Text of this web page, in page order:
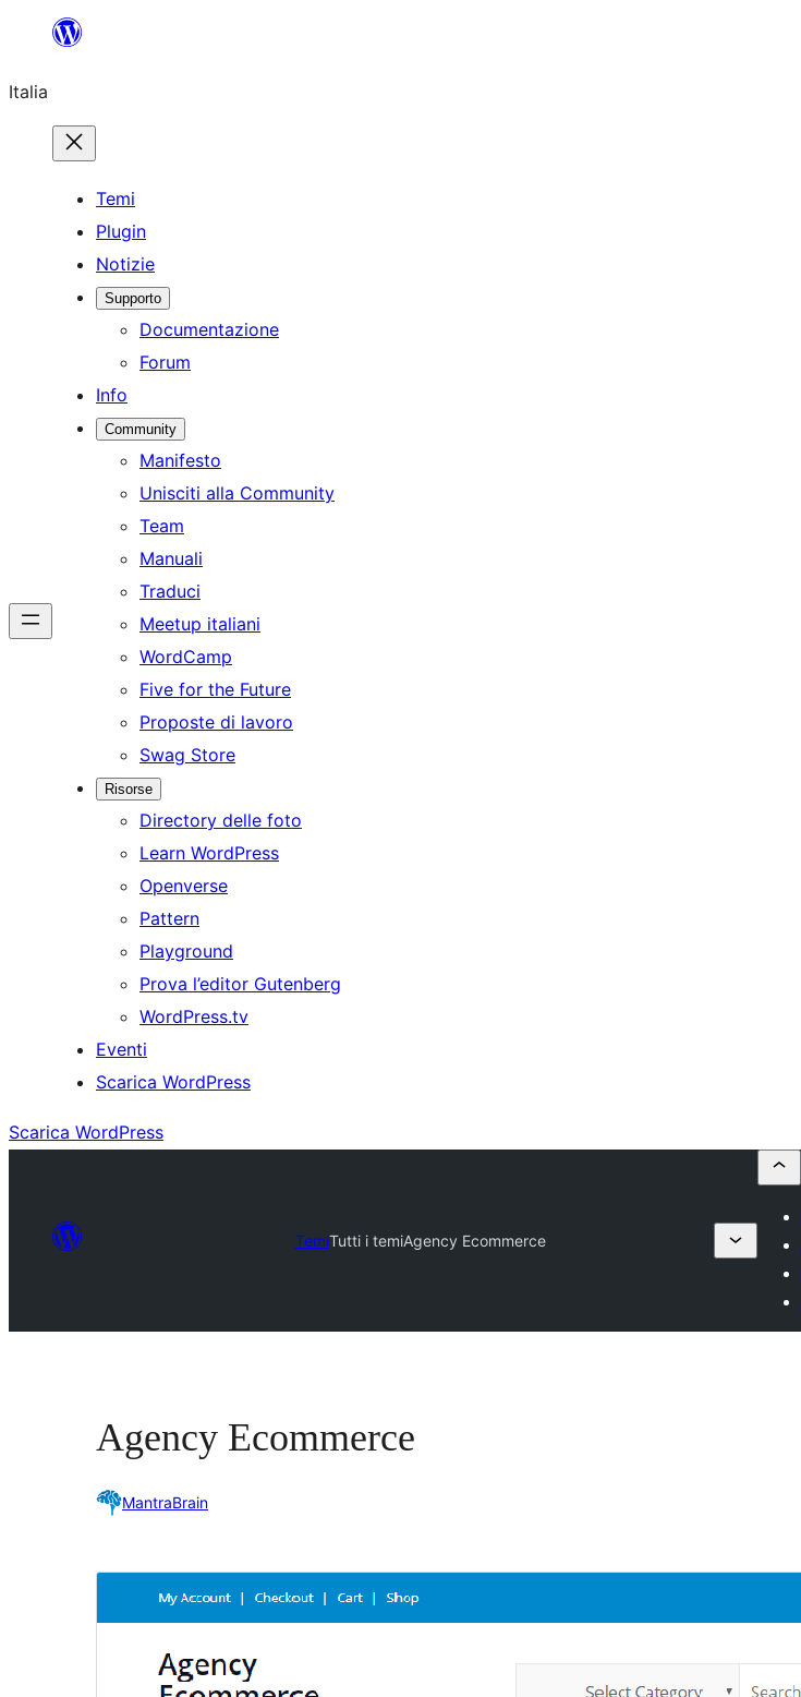
contenuto
Italia
Temi
Plugin
Notizie
Supporto
Documentazione
Forum
Info
Community
Manifesto
Unisciti alla Community
Team
Manuali
Traduci
Meetup italiani
WordCamp
Five for the Future
Proposte di lavoro
Swag Store
Risorse
Directory delle foto
Learn WordPress
Openverse
Pattern
Playground
Prova l’editor Gutenberg
WordPress.tv
Eventi
Scarica WordPress
Scarica WordPress
TemiTutti i temiAgency Ecommerce
Agency Ecommerce
MantraBrain